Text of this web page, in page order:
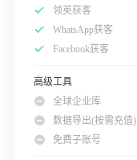
领英获客
WhatsApp获客
Facebook获客
高级工具
全球企业库
数据导出(按需充值)
免费子账号